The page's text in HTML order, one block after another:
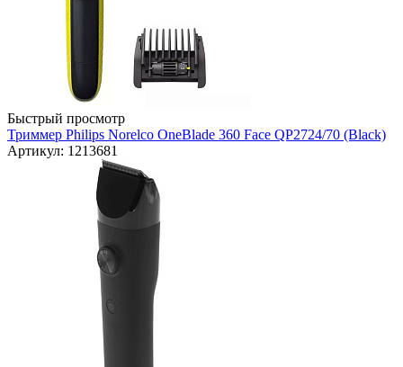
Быстрый просмотр
Триммер Philips Norelco OneBlade 360 Face QP2724/70 (Black)
Артикул: 1213681